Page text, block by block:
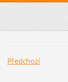
Předchozí